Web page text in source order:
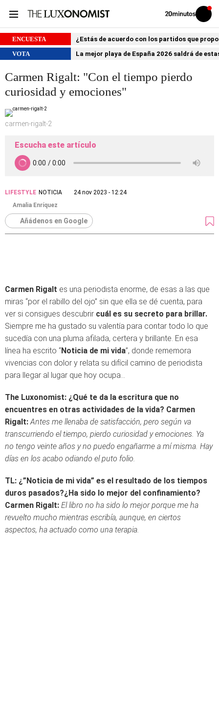
Volver
Iniciar
sesión
ENCUESTA
¿Estás de acuerdo con los partidos que
VOTA
La mejor playa de España 2026 saldrá de
Carmen Rigalt: "Con el tiempo pierdo
curiosidad y emociones"
carmen-rigalt-2
Escucha este artículo
LIFESTYLE NOTICIA
24 nov 2023 - 12:24
Amalia Enríquez
Añádenos en Google
Carmen Rigalt es una periodista enorme, de esas a las que
miras “por el rabillo del ojo” sin que ella se dé cuenta, para
ver si consigues descubrir cuál es su secreto para brillar.
Siempre me ha gustado su valentía para contar todo lo que
sucedía con una pluma afilada, certera y brillante. En esa
línea ha escrito “Noticia de mi vida”, donde rememora
vivencias con dolor y relata su difícil camino de periodista
para llegar al lugar que hoy ocupa…
The Luxonomist: ¿Qué te da la escritura que no
encuentres en otras actividades de la vida? Carmen
Rigalt: Antes me llenaba de satisfacción, pero según va
transcurriendo el tiempo, pierdo curiosidad y emociones. Ya
no tengo veinte años y no puedo engañarme a mí misma. Hay
días en los acabo odiando el puto folio.
TL: ¿”Noticia de mi vida” es el resultado de los tiempos
duros pasados?¿Ha sido lo mejor del confinamiento?
Carmen Rigalt: El libro no ha sido lo mejor porque me ha
revuelto mucho mientras escribía, aunque, en ciertos
aspectos, ha actuado como una terapia.